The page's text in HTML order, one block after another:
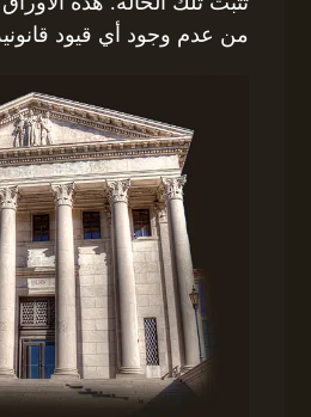
من عدم وجود أي قيود